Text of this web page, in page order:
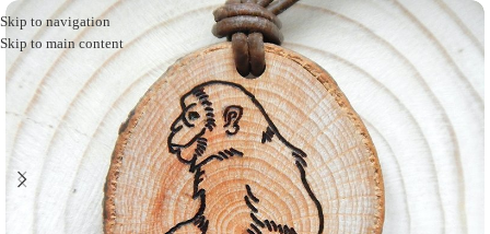
Skip to navigation
Skip to main content